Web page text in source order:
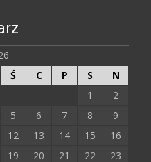
Ś C P S
N
1
2
5 6 7 8
9
12 13 14 15
16
19 20 21 22 23